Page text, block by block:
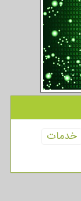
خدمات